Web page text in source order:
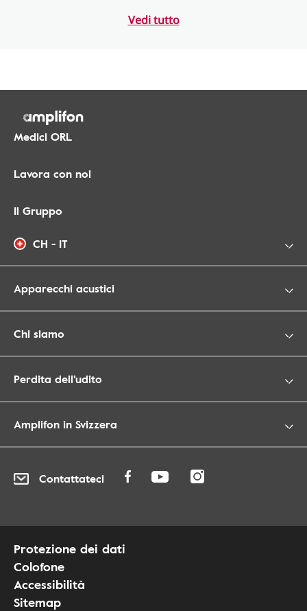
Vedi tutto
Medici ORL
Lavora con noi
Il Gruppo
CH - IT
Apparecchi acustici
Chi siamo
Perdita dell'udito
Amplifon in Svizzera
Contattateci
Protezione dei dati
Colofone
Accessibilità
Sitemap